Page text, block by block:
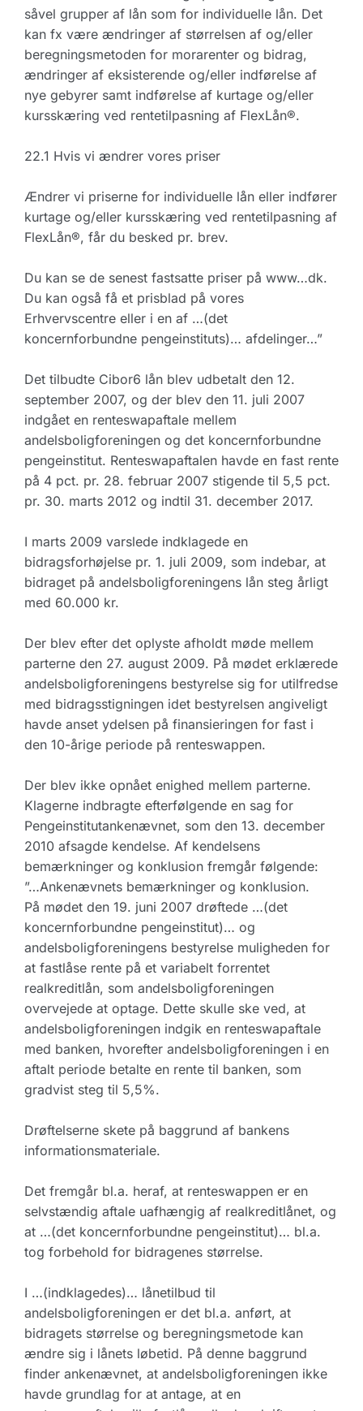
såvel grupper af lån som for individuelle lån. Det
kan fx være ændringer af størrelsen af og/eller
beregningsmetoden for morarenter og bidrag,
ændringer af eksisterende og/eller indførelse af
nye gebyrer samt indførelse af kurtage og/eller
kursskæring ved rentetilpasning af FlexLån®.
22.1 Hvis vi ændrer vores priser
Ændrer vi priserne for individuelle lån eller indfører
kurtage og/eller kursskæring ved rentetilpasning af
FlexLån®, får du besked pr. brev.
Du kan se de senest fastsatte priser på www…dk.
Du kan også få et prisblad på vores
Erhvervscentre eller i en af …(det
koncernforbundne pengeinstituts)… afdelinger…”
Det tilbudte Cibor6 lån blev udbetalt den 12.
september 2007, og der blev den 11. juli 2007
indgået en renteswapaftale mellem
andelsboligforeningen og det koncernforbundne
pengeinstitut. Renteswapaftalen havde en fast rente
på 4 pct. pr. 28. februar 2007 stigende til 5,5 pct.
pr. 30. marts 2012 og indtil 31. december 2017.
I marts 2009 varslede indklagede en
bidragsforhøjelse pr. 1. juli 2009, som indebar, at
bidraget på andelsboligforeningens lån steg årligt
med 60.000 kr.
Der blev efter det oplyste afholdt møde mellem
parterne den 27. august 2009. På mødet erklærede
andelsboligforeningens bestyrelse sig for utilfredse
med bidragsstigningen idet bestyrelsen angiveligt
havde anset ydelsen på finansieringen for fast i
den 10-årige periode på renteswappen.
Der blev ikke opnået enighed mellem parterne.
Klagerne indbragte efterfølgende en sag for
Pengeinstitutankenævnet, som den 13. december
2010 afsagde kendelse. Af kendelsens
bemærkninger og konklusion fremgår følgende:
”…Ankenævnets bemærkninger og konklusion.
På mødet den 19. juni 2007 drøftede …(det
koncernforbundne pengeinstitut)… og
andelsboligforeningens bestyrelse muligheden for
at fastlåse rente på et variabelt forrentet
realkreditlån, som andelsboligforeningen
overvejede at optage. Dette skulle ske ved, at
andelsboligforeningen indgik en renteswapaftale
med banken, hvorefter andelsboligforeningen i en
aftalt periode betalte en rente til banken, som
gradvist steg til 5,5%.
Drøftelserne skete på baggrund af bankens
informationsmateriale.
Det fremgår bl.a. heraf, at renteswappen er en
selvstændig aftale uafhængig af realkreditlånet, og
at …(det koncernforbundne pengeinstitut)… bl.a.
tog forbehold for bidragenes størrelse.
I …(indklagedes)… lånetilbud til
andelsboligforeningen er det bl.a. anført, at
bidragets størrelse og beregningsmetode kan
ændre sig i lånets løbetid. På denne baggrund
finder ankenævnet, at andelsboligforeningen ikke
havde grundlag for at antage, at en